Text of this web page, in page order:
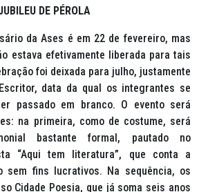
DE PÉROLA
da Ases é em 22 de fevereiro, mas
estava efetivamente liberada para tais
foi deixada para julho, justamente
data da qual os integrantes se
passado em branco. O evento será
na primeira, como de costume, será
bastante formal, pautado no
“Aqui tem literatura”, que conta a
sem fins lucrativos. Na sequência, os
Cidade Poesia, que já soma seis anos